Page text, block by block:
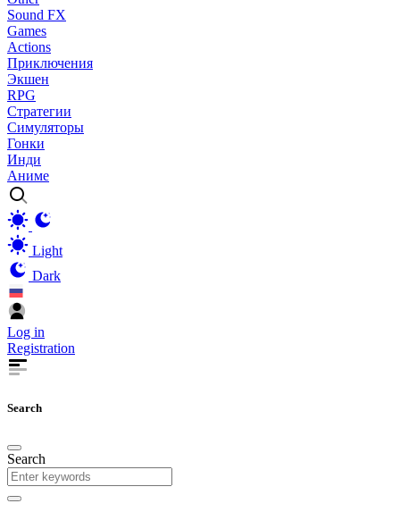
Sound FX
Games
Actions
Приключения
Экшен
RPG
Стратегии
Симуляторы
Гонки
Инди
Аниме
Light
Dark
Log in
Registration
Search
Search